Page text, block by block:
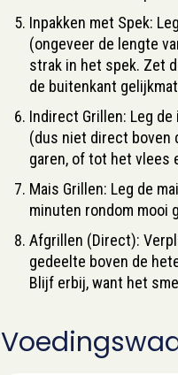
Inpakken met Spek:
(ongeveer de lengte
strak in het spek. Zet
de buitenkant
Indirect Grillen: Leg
(dus niet direct boven
garen, of tot het vlees
Mais Grillen: Leg de
minuten rondom mooi
Afgrillen (Direct):
gedeelte boven de
Blijf erbij, want het